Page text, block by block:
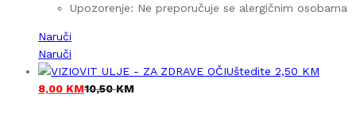
Upozorenje: Ne preporučuje se alergičnim osobama
Naruči
Naruči
Uštedite 2,50 KM
8,00 KM10,50KM